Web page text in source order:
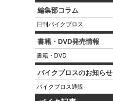
編集部コラム
日刊バイクブロス
書籍・DVD発売情報
書籍・DVD
バイクブロスのお知らせ
バイクブロス通販